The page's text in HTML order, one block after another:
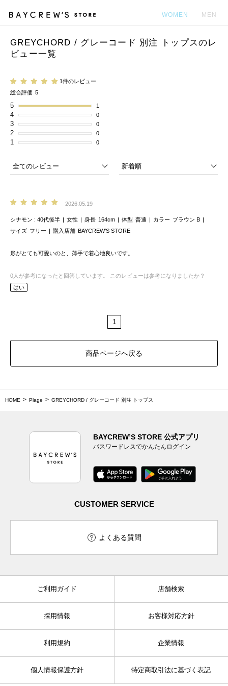
WOMEN MEN
GREYCHORD / グレーコード 別注 トップスのレ
ビュー一覧
1件のレビュー
総合評価 5
5 1
4 0
3 0
2 0
1 0
2026.05.19
シナモン 40代後半 女性 身長 164cm 体型 普通 カラー ブラウン B
サイズ フリー 購入店舗 BAYCREW’S STORE
形がとても可愛いのと、薄手で着心地良いです。
0 人が参考になったと回答しています。
このレビューは参考になりましたか？
はい
1
商品ページへ戻る
HOME Plage GREYCHORD / グレーコード 別注 トップス
BAYCREW’S STORE 公式アプリ
パスワードレスでかんたんログイン
CUSTOMER SERVICE
よくある質問
ご利用ガイド 店舗検索
採用情報 お客様対応方針
利用規約 企業情報
個人情報保護方針 特定商取引法に基づく表記